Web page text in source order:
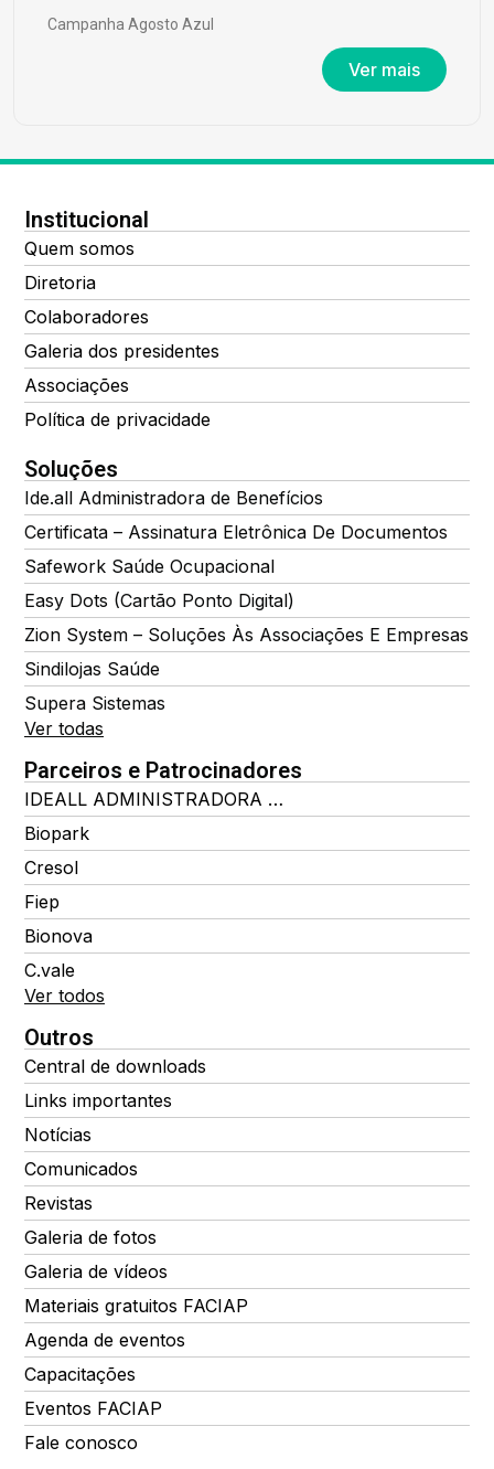
Campanha Agosto Azul
Ver mais
Institucional
Quem somos
Diretoria
Colaboradores
Galeria dos presidentes
Associações
Política de privacidade
Soluções
Ide.all Administradora de Benefícios
Certificata – Assinatura Eletrônica De Documentos
Safework Saúde Ocupacional
Easy Dots (Cartão Ponto Digital)
Zion System – Soluções Às Associações E Empresas
Sindilojas Saúde
Supera Sistemas
Ver todas
Parceiros e Patrocinadores
IDEALL ADMINISTRADORA DE BENEFÍCIOS
Biopark
Cresol
Fiep
Bionova
C.vale
Ver todos
Outros
Central de downloads
Links importantes
Notícias
Comunicados
Revistas
Galeria de fotos
Galeria de vídeos
Materiais gratuitos FACIAP
Agenda de eventos
Capacitações
Eventos FACIAP
Fale conosco